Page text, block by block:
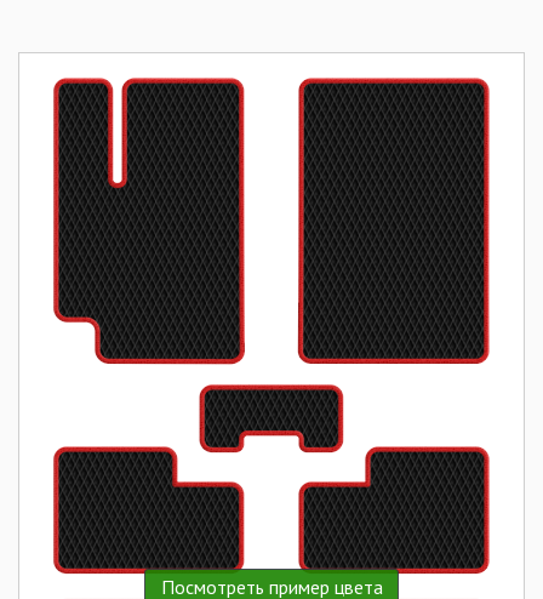
Посмотреть пример цвета